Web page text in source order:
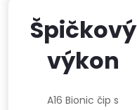
Špičkový
výkon
A16 Bionic čip s